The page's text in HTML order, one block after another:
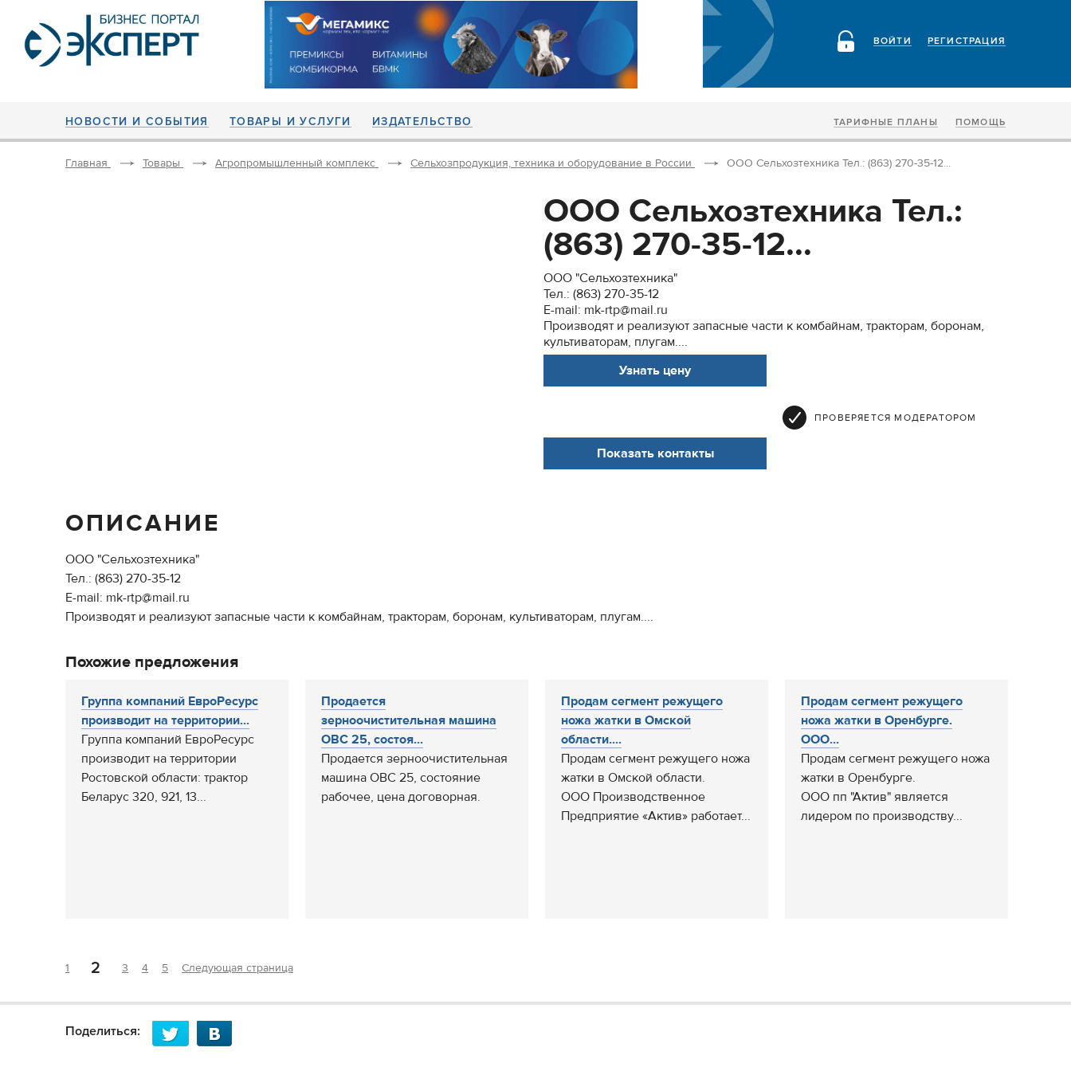
РЕГИСТРАЦИЯ
ВОЙТИ
НОВОСТИ И СОБЫТИЯ ТОВАРЫ И УСЛУГИ ИЗДАТЕЛЬСТВО ТАРИФНЫЕ ПЛАНЫ ПОМОЩЬ
Главная Товары Агропромышленный комплекс Сельхозпродукция, техника и оборудование в России ООО Сельхозтехника Тел.: (863) 270-35-12...
ООО Сельхозтехника Тел.:
(863) 270-35-12...
ООО "Сельхозтехника"
Тел.: (863) 270-35-12
E-mail: mk-rtp@mail.ru
Производят и реализуют запасные части к комбайнам, тракторам, боронам,
культиваторам, плугам....
Узнать цену
ПРОВЕРЯЕТСЯ МОДЕРАТОРОМ
Показать контакты
ОПИСАНИЕ
ООО "Сельхозтехника"
Тел.: (863) 270-35-12
E-mail: mk-rtp@mail.ru
Производят и реализуют запасные части к комбайнам, тракторам, боронам, культиваторам, плугам....
Похожие предложения
Группа компаний ЕвроРесурс
производит на территории...
Группа компаний ЕвроРесурс
производит на территории
Ростовской области: трактор
Беларус 320, 921, 13...
Продается
зерноочистительная машина
ОВС 25, состоя...
Продается зерноочистительная
машина ОВС 25, состояние
рабочее, цена договорная.
Продам сегмент режущего
ножа жатки в Омской
области....
Продам сегмент режущего ножа
жатки в Омской области.
ООО Производственное
Предприятие «Актив» работает...
Продам сегмент режущего
ножа жатки в Оренбурге.
ООО...
Продам сегмент режущего ножа
жатки в Оренбурге.
ООО пп "Актив" является
лидером по производству...
1 2 3 4 5 Следующая страница
Поделиться: